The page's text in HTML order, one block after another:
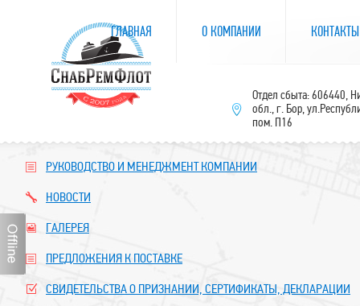
РУКОВОДСТВО И МЕНЕДЖМЕНТ КОМПАНИИ
НОВОСТИ
ГАЛЕРЕЯ
ПРЕДЛОЖЕНИЯ К ПОСТАВКЕ
СВИДЕТЕЛЬСТВА О ПРИЗНАНИИ, СЕРТИФИКАТЫ, ДЕКЛАРАЦИИ
ГЛАВНАЯ О КОМПАНИИ КОНТАКТЫ
Отдел сбыта: 606440,
обл., г. Бор,
пом. П16